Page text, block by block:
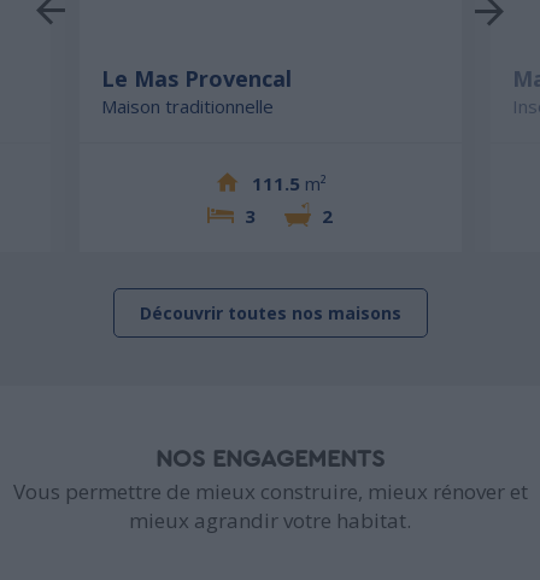
Le Mas Provencal
Maison traditionnelle
111.5 m²
3
2
Découvrir toutes nos maisons
NOS ENGAGEMENTS
Vous permettre de mieux construire, mieux rénover et
mieux agrandir votre habitat.